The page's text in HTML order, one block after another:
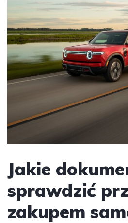
Jakie
sprawdzić
zakupem